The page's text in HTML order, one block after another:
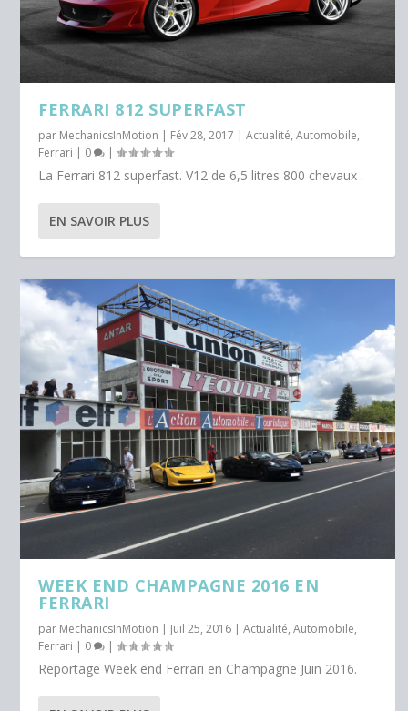
FERRARI 812 SUPERFAST
par MechanicsInMotion | Fév 28, 2017 |Actualité,Automobile,
Ferrari | 0 |
La Ferrari 812 superfast. V12 de 6,5 litres 800 chevaux .
EN SAVOIR PLUS
WEEK END CHAMPAGNE 2016 EN
FERRARI
par MechanicsInMotion | Juil 25, 2016 |Actualité,Automobile,
Ferrari | 0 |
Reportage Week end Ferrari en Champagne Juin 2016.